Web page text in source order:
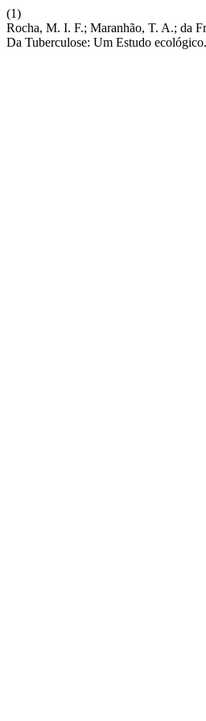
(1)
Rocha, M. I. F.; Maranhão, T. A.; da
Da Tuberculose: Um Estudo ecológico.